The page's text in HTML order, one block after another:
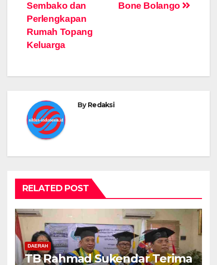
Bone Bolango
Sembako dan
Perlengkapan
Rumah Topang
Keluarga
ByRedaksi
RELATED POST
DAERAH
TB Rahmad Sukendar Terima